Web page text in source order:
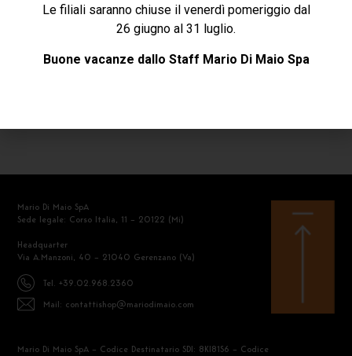
RICHIEDI INFORMAZIONI
Mario Di Maio SpA
Sede legale: Corso Italia, 11 – 20122 (Mi)
Headquarter
Via A.Manzoni, 40 – 21040 Gerenzano (Va)
Tel. +39.02.968.2360
Mail: contattishop@mariodimaio.com
Mario Di Maio SpA – Codice Destinatario SDI: 8KI81S6 – Codice
Le filiali saranno chiuse il venerdì pomeriggio dal
26 giugno al 31 luglio.
Buone vacanze dallo Staff Mario Di Maio Spa